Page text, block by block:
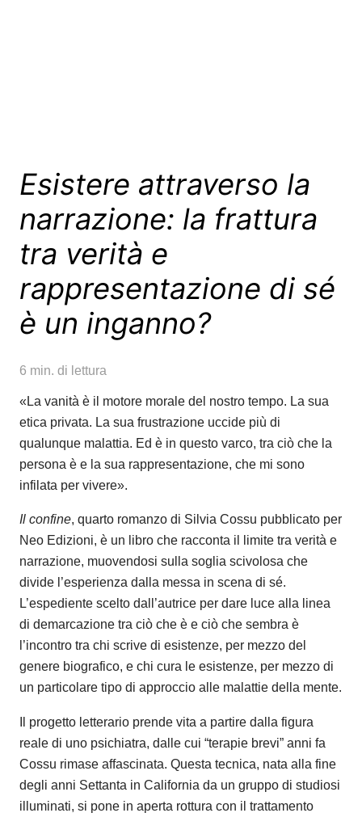
Esistere attraverso la
narrazione: la frattura
tra verità e
rappresentazione di sé
è un inganno?
6 min. di lettura
«La vanità è il motore morale del nostro tempo. La sua
etica privata. La sua frustrazione uccide più di
qualunque malattia. Ed è in questo varco, tra ciò che la
persona è e la sua rappresentazione, che mi sono
infilata per vivere».
Il confine, quarto romanzo di Silvia Cossu pubblicato per
Neo Edizioni, è un libro che racconta il limite tra verità e
narrazione, muovendosi sulla soglia scivolosa che
divide l’esperienza dalla messa in scena di sé.
L’espediente scelto dall’autrice per dare luce alla linea
di demarcazione tra ciò che è e ciò che sembra è
l’incontro tra chi scrive di esistenze, per mezzo del
genere biografico, e chi cura le esistenze, per mezzo di
un particolare tipo di approccio alle malattie della mente.
Il progetto letterario prende vita a partire dalla figura
reale di uno psichiatra, dalle cui “terapie brevi” anni fa
Cossu rimase affascinata. Questa tecnica, nata alla fine
degli anni Settanta in California da un gruppo di studiosi
illuminati, si pone in aperta rottura con il trattamento